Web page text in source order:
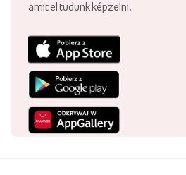
amit el tudunk képzelni.